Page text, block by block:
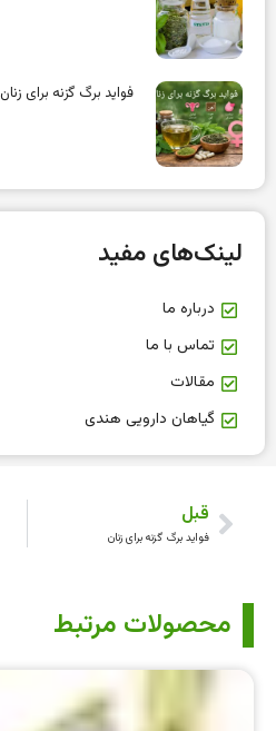
فواید برگ گزنه برای زنان
لینک‌های مفید
درباره ما
تماس با ما
مقالات
گیاهان دارویی هندی
قبل
فواید برگ گزنه برای زنان
محصولات مرتبط